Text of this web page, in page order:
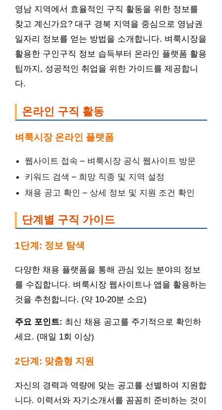
영남 지역에서 효율적인 구직 활동을 위한 정보를
찾고 계신가요? 대구 경북 지역을 중심으로 영남권
일자리 정보를 얻는 방법을 소개합니다. 벼룩시장을
활용한 구인구직 정보 습득부터 온라인 플랫폼 활용
팁까지, 성공적인 취업을 위한 가이드를 제공합니
다.
온라인 구직 활동
벼룩시장 온라인 플랫폼
웹사이트 접속 – 벼룩시장 공식 웹사이트 방문
키워드 검색 – 희망 직종 및 지역 설정
채용 공고 확인 – 상세 정보 및 지원 조건 확인
단계별 구직 가이드
1단계: 정보 탐색
다양한 채용 플랫폼을 통해 관심 있는 분야의 정보
를 수집합니다. 벼룩시장 웹사이트나 앱을 활용하는
것을 추천합니다. (약 10-20분 소요)
주요 포인트: 최신 채용 공고를 주기적으로 확인하
세요. (매일 1회 이상)
2단계: 맞춤형 지원
자신의 경력과 역량에 맞는 공고를 선별하여 지원합
니다. 이력서와 자기소개서를 꼼꼼히 준비하는 것이